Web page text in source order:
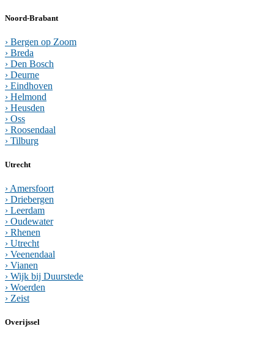
Noord-Brabant
› Bergen op Zoom
› Breda
› Den Bosch
› Deurne
› Eindhoven
› Helmond
› Heusden
› Oss
› Roosendaal
› Tilburg
Utrecht
› Amersfoort
› Driebergen
› Leerdam
› Oudewater
› Rhenen
› Utrecht
› Veenendaal
› Vianen
› Wijk bij Duurstede
› Woerden
› Zeist
Overijssel